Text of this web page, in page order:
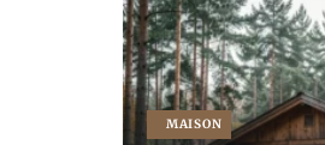
MAISON